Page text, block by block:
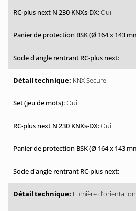
Oui
KNX Secure
Oui
Oui
Lumière d’orientation